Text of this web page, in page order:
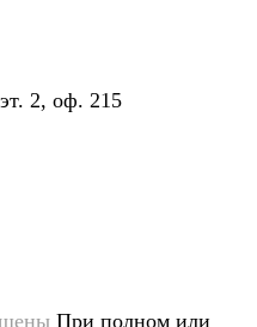
2, оф. 215
При полном или